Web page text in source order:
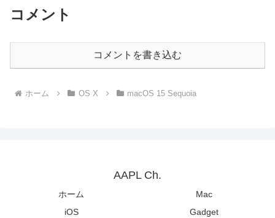
コメント
コメントを書き込む
ホーム OS X macOS 15 Sequoia
AAPL Ch.
ホーム
Mac
iOS
Gadget